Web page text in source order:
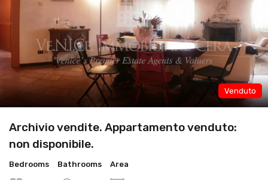
Venduto
Archivio vendite. Appartamento venduto:
non disponibile.
Bedrooms Bathrooms Area